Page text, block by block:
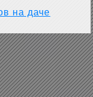
на даче